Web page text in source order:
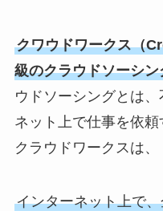
クワウドワークス（
級のクラウドソーシ
ウドソーシングとは
ネット上で仕事を依
クラウドワークスは、
インターネット上で